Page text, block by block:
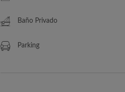
Baño Privado
Parking